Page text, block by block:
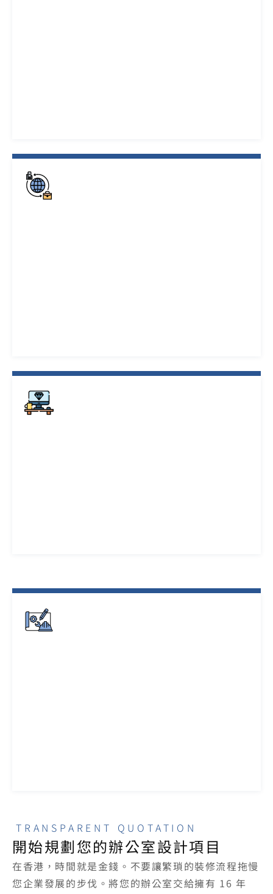
TRANSPARENT QUOTATION
開始規劃您的辦公室設計項目
在香港，時間就是金錢。不要讓繁瑣的裝修流程拖慢
您企業發展的步伐。將您的辦公室交給擁有 16 年